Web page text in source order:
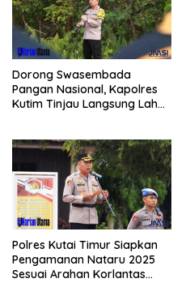
Dorong Swasembada
Pangan Nasional, Kapolres
Kutim Tinjau Langsung Lahan
Polres Kutai Timur Siapkan
Pengamanan Nataru 2025
Sesuai Arahan Korlantas